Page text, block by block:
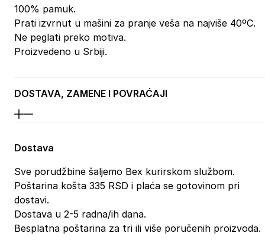
100% pamuk.
Prati izvrnut u mašini za pranje veša na najviše 40ºC.
Ne peglati preko motiva.
Proizvedeno u Srbiji.
DOSTAVA, ZAMENE I POVRAĆAJI
Dostava
Sve porudžbine šaljemo Bex kurirskom službom.
Poštarina košta 335 RSD i plaća se gotovinom pri
dostavi.
Dostava u 2-5 radna/ih dana.
Besplatna poštarina za tri ili više poručenih proizvoda.